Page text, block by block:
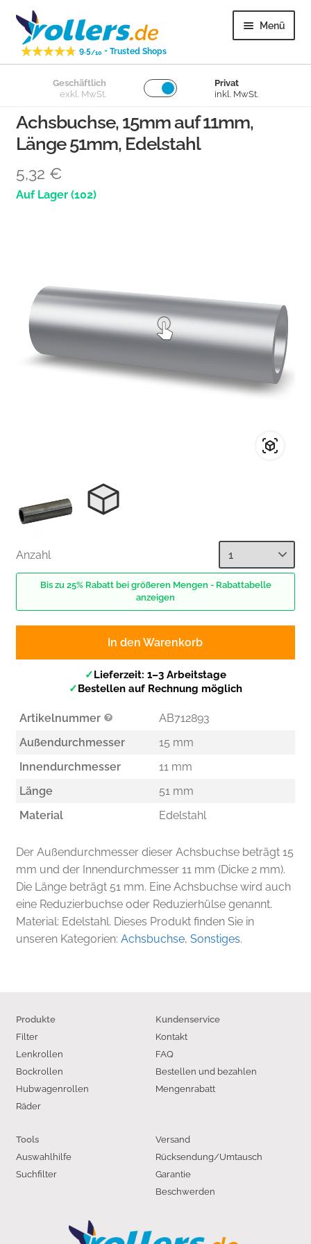
Zur
Navigation
springen
Zum
Inhalt
springen
9.5/10 - Trusted Shops
Menü
Lenkrollen
Bockrollen
Lose Räder
Geschäftlich
exkl. MwSt.
Privat
inkl. MwSt.
Der Außendurchmesser dieser Achsbuchse beträgt 15
mm und der Innendurchmesser 11 mm (Dicke 2 mm).
Die Länge beträgt 51 mm. Eine Achsbuchse wird auch
eine Reduzierbuchse oder Reduzierhülse genannt.
Material: Edelstahl. Dieses Produkt finden Sie in
unseren Kategorien: Achsbuchse, Sonstiges.
Achsbuchse, 15mm auf 11mm,
Länge 51mm, Edelstahl
5,32 €
(102)
Anzahl
Bis zu 25% Rabatt bei größeren Mengen - Rabattabelle
anzeigen
In den Warenkorb
✓Lieferzeit: 1–3 Arbeitstage
✓Bestellen auf Rechnung möglich
Artikelnummer
AB712893
Außendurchmesser
15 mm
Innendurchmesser
11 mm
Länge
51 mm
Material
Edelstahl
Produkte
Filter
Lenkrollen
Bockrollen
Hubwagenrollen
Räder
Kundenservice
Kontakt
FAQ
Bestellen und bezahlen
Mengenrabatt
Versand
Rücksendung/Umtausch
Garantie
Beschwerden
Tools
Auswahlhilfe
Suchfilter